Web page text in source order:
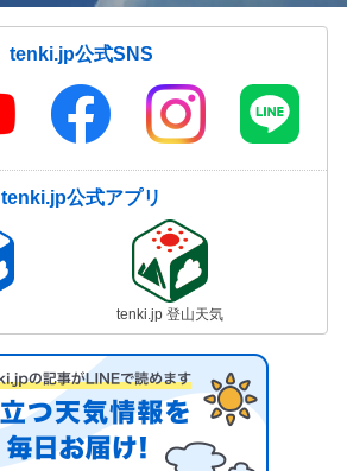
tenki.jp公式SNS
tenki.jp公式アプリ
tenki.jp 登山天気